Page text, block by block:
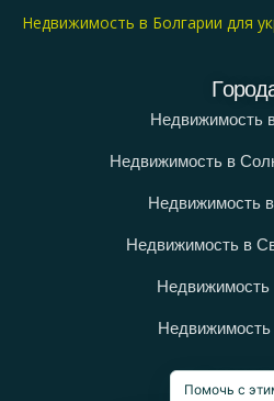
Недвижимость в Болгарии для
Недвижимость
Недвижимость в
Недвижимость
Недвижимость в
Помочь с